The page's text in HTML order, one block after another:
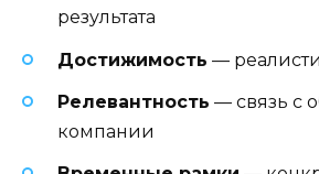
результата
Достижимость —
Релевантность — связь с
компании